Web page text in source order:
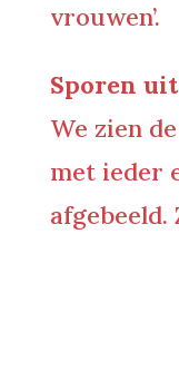
vrouwen’.
Sporen
We zien
met ieder
afgebeeld.